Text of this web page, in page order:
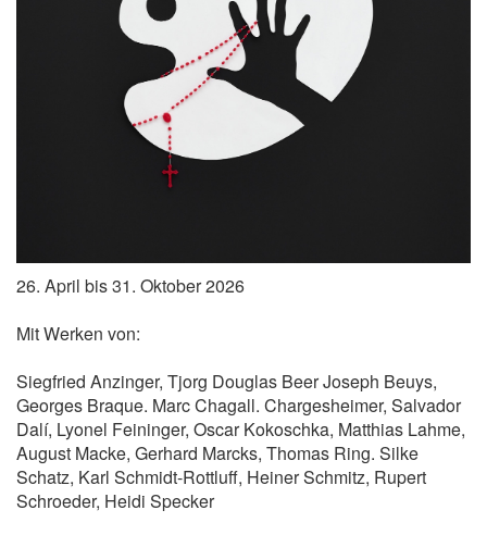
26. April bis 31. Oktober 2026
Mit Werken von:
Siegfried Anzinger, Tjorg Douglas Beer Joseph Beuys,
Georges Braque. Marc Chagall. Chargesheimer, Salvador
Dalí, Lyonel Feininger, Oscar Kokoschka, Matthias Lahme,
August Macke, Gerhard Marcks, Thomas Ring. Silke
Schatz, Karl Schmidt-Rottluff, Heiner Schmitz, Rupert
Schroeder, Heidi Specker